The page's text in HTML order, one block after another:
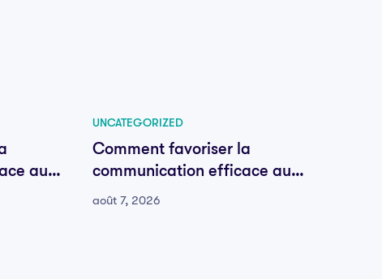
au
UNCATEGORIZED
Comment favoriser la
communication efficace au
sein de votre équipe
août 7, 2026